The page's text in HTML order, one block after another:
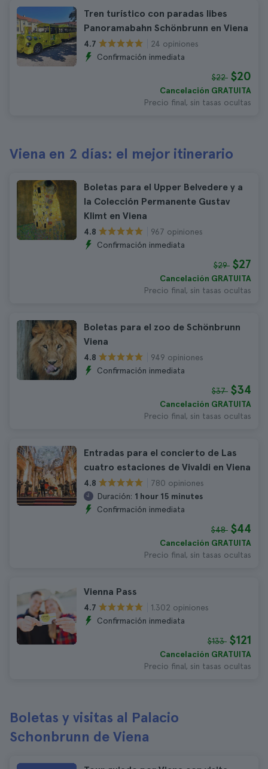
Tren turístico con paradas libes
Panoramabahn Schönbrunn en Viena
4.7
24 opiniones
Confirmación inmediata
$22 $20
Cancelación GRATUITA
Precio final, sin tasas ocultas
Viena en 2 días: el mejor itinerario
Boletas para el Upper Belvedere y a
la Colección Permanente Gustav
Klimt en Viena
4.8
967 opiniones
Confirmación inmediata
$29 $27
Cancelación GRATUITA
Precio final, sin tasas ocultas
Boletas para el zoo de Schönbrunn
Viena
4.8
949 opiniones
Confirmación inmediata
$37 $34
Cancelación GRATUITA
Precio final, sin tasas ocultas
Entradas para el concierto de Las
cuatro estaciones de Vivaldi en Viena
4.8
780 opiniones
Duración: 1 hour 15 minutes
Confirmación inmediata
$48 $44
Cancelación GRATUITA
Precio final, sin tasas ocultas
Vienna Pass
4.7
1.302 opiniones
Confirmación inmediata
$133 $121
Cancelación GRATUITA
Precio final, sin tasas ocultas
Boletas y visitas al Palacio
Schonbrunn de Viena